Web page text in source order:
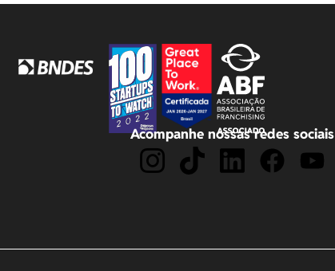
Acompanhe nossas redes sociais